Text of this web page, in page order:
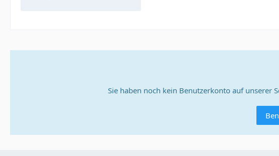
Sie haben noch kein Benutzerkonto auf unserer